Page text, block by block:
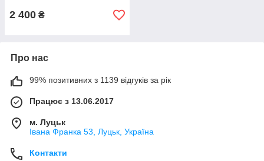
2 400 ₴
Про нас
99% позитивних з 1139 відгуків за рік
Працює з 13.06.2017
м. Луцьк
Івана Франка 53, Луцьк, Україна
Контакти